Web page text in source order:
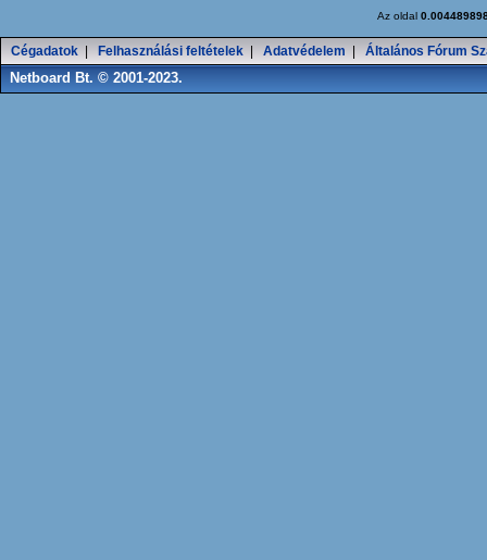
Az oldal
Cégadatok Felhasználási feltételek Adatvédelem Általános Fórum
Netboard Bt. © 2001-2023.